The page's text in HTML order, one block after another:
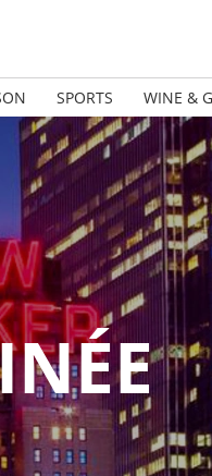
SPORTS WINE &